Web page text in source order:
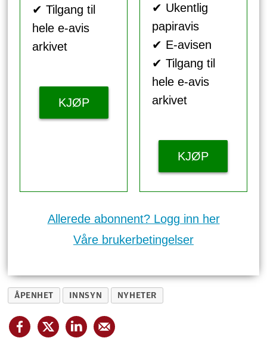
✔ Tilgang til
hele e-avis
arkivet
KJØP
✔ Ukentlig
papiravis
✔ E-avisen
✔ Tilgang til
hele e-avis
arkivet
KJØP
Allerede abonnent? Logg inn her
Våre brukerbetingelser
ÅPENHET INNSYN NYHETER